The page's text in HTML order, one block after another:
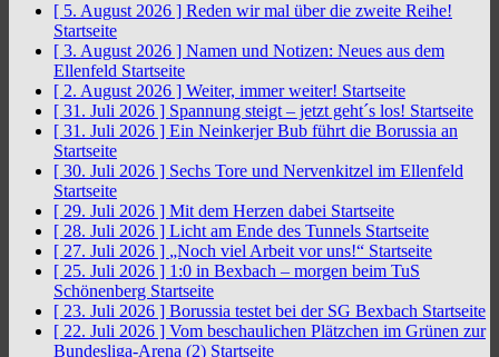
[ 5. August 2026 ] Reden wir mal über die zweite Reihe!
Startseite
[ 3. August 2026 ] Namen und Notizen: Neues aus dem
Ellenfeld Startseite
[ 2. August 2026 ] Weiter, immer weiter! Startseite
[ 31. Juli 2026 ] Spannung steigt – jetzt geht´s los! Startseite
[ 31. Juli 2026 ] Ein Neinkerjer Bub führt die Borussia an
Startseite
[ 30. Juli 2026 ] Sechs Tore und Nervenkitzel im Ellenfeld
Startseite
[ 29. Juli 2026 ] Mit dem Herzen dabei Startseite
[ 28. Juli 2026 ] Licht am Ende des Tunnels Startseite
[ 27. Juli 2026 ] „Noch viel Arbeit vor uns!“ Startseite
[ 25. Juli 2026 ] 1:0 in Bexbach – morgen beim TuS
Schönenberg Startseite
[ 23. Juli 2026 ] Borussia testet bei der SG Bexbach Startseite
[ 22. Juli 2026 ] Vom beschaulichen Plätzchen im Grünen zur
Bundesliga-Arena (2) Startseite